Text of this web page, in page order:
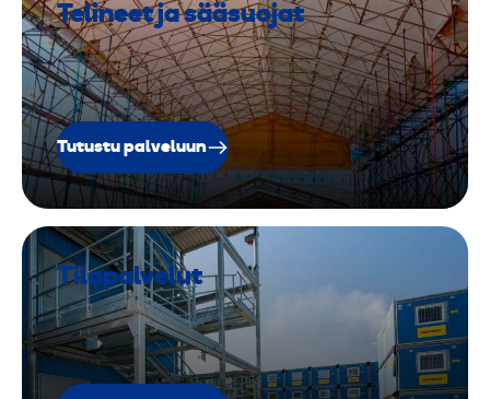
Telineet ja sääsuojat
Tutustu palveluun
Tilapalvelut